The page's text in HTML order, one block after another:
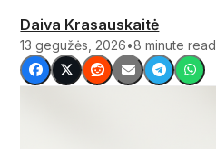
Daiva Krasauskaitė
13 gegužės, 2026•8 minute read